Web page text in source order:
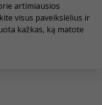
artimiausios
visus paveikslėlius ir
kažkas, ką matote